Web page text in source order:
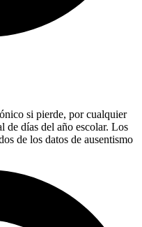
si pierde, por cualquier
de días del año escolar. Los
de los datos de ausentismo